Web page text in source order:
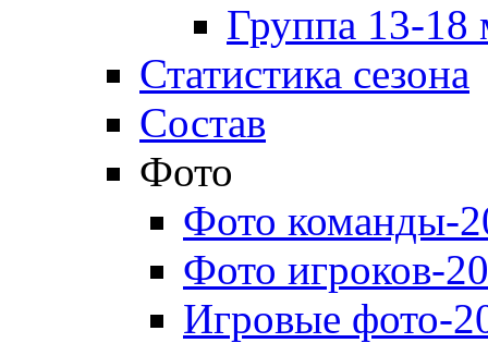
Группа 13-18
Статистика сезона
Состав
Фото
Фото команды-
Фото игроков-
Игровые фото-